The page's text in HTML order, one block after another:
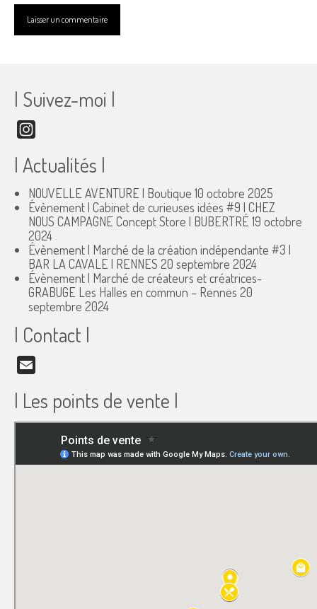
| Suivez-moi |
| Actualités |
NOUVELLE AVENTURE | Boutique 10 octobre 2025
Évènement | Cabinet de curieuses idées #9 | CHEZ
NOUS CAMPAGNE Concept Store | BUBERTRÉ 19 octobre
2024
Évènement | Marché de la création indépendante #3 |
BAR LA CAVALE | RENNES 20 septembre 2024
Évènement | Marché de créateurs et créatrices-
GRABUGE Les Halles en commun – Rennes 20
septembre 2024
| Contact |
| Les points de vente |